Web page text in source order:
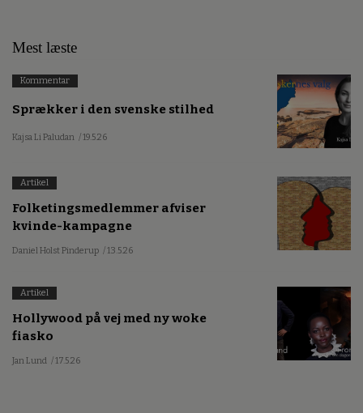
Mest læste
Kommentar
Sprækker i den svenske stilhed
Kajsa Li Paludan / 19.5.26
Artikel
Folketingsmedlemmer afviser
kvinde-kampagne
Daniel Holst Pinderup / 13.5.26
Artikel
Hollywood på vej med ny woke
fiasko
Jan Lund / 17.5.26